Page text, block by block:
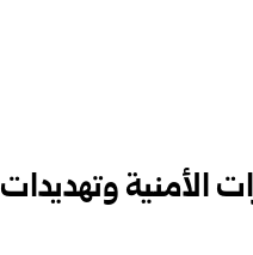
الأمنية وتهديدات